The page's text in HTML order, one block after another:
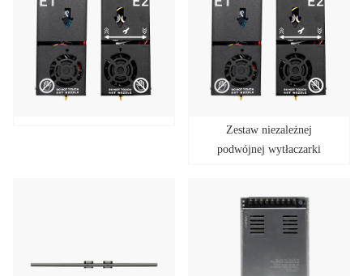
Zestaw niezależnej
podwójnej wytłaczarki
jednym” i uchwytem